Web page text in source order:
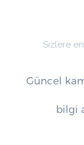
Sizlere
Güncel
bilgi